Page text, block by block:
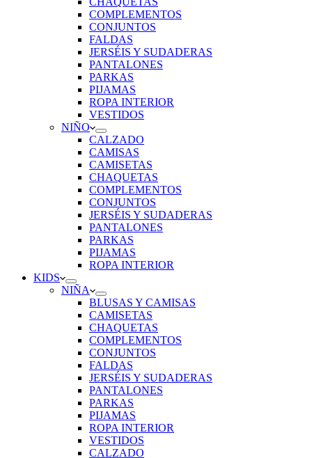
COMPLEMENTOS
CONJUNTOS
FALDAS
JERSÉIS Y SUDADERAS
PANTALONES
PARKAS
PIJAMAS
ROPA INTERIOR
VESTIDOS
NIÑO
CALZADO
CAMISAS
CAMISETAS
CHAQUETAS
COMPLEMENTOS
CONJUNTOS
JERSÉIS Y SUDADERAS
PANTALONES
PARKAS
PIJAMAS
ROPA INTERIOR
KIDS
NIÑA
BLUSAS Y CAMISAS
CAMISETAS
CHAQUETAS
COMPLEMENTOS
CONJUNTOS
FALDAS
JERSÉIS Y SUDADERAS
PANTALONES
PARKAS
PIJAMAS
ROPA INTERIOR
VESTIDOS
CALZADO